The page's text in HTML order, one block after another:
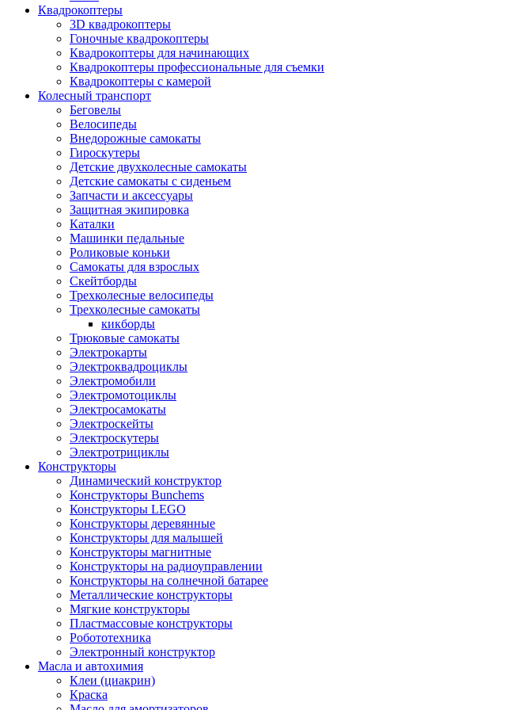
Квадрокоптеры
3D квадрокоптеры
Гоночные квадрокоптеры
Квадрокоптеры для начинающих
Квадрокоптеры профессиональные для съемки
Квадрокоптеры с камерой
Колесный транспорт
Беговелы
Велосипеды
Внедорожные самокаты
Гироскутеры
Детские двухколесные самокаты
Детские самокаты с сиденьем
Запчасти и аксессуары
Защитная экипировка
Каталки
Машинки педальные
Роликовые коньки
Самокаты для взрослых
Скейтборды
Трехколесные велосипеды
Трехколесные самокаты
кикборды
Трюковые самокаты
Электрокарты
Электроквадроциклы
Электромобили
Электромотоциклы
Электросамокаты
Электроскейты
Электроскутеры
Электротрициклы
Конструкторы
Динамический конструктор
Конструкторы Bunchems
Конструкторы LEGO
Конструкторы деревянные
Конструкторы для малышей
Конструкторы магнитные
Конструкторы на радиоуправлении
Конструкторы на солнечной батарее
Металлические конструкторы
Мягкие конструкторы
Пластмассовые конструкторы
Робототехника
Электронный конструктор
Масла и автохимия
Клеи (циакрин)
Краска